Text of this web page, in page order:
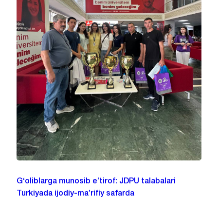
G‘oliblarga munosib e’tirof: JDPU talabalari
Turkiyada ijodiy-ma’rifiy safarda